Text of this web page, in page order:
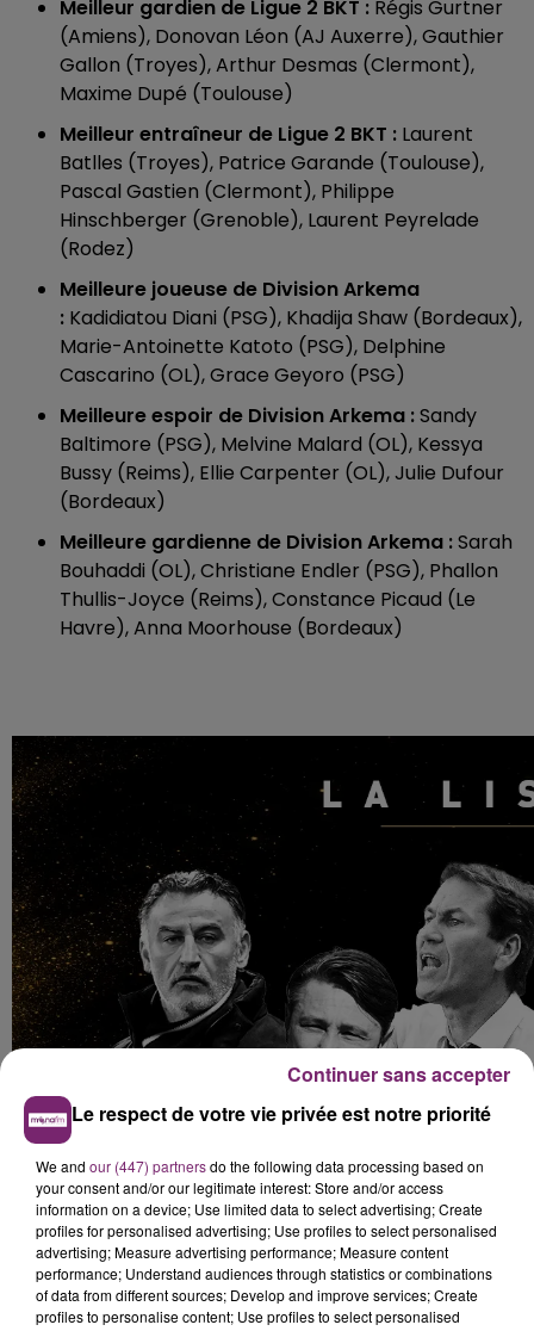
Meilleur gardien de Ligue 2 BKT : Régis Gurtner
(Amiens), Donovan Léon (AJ Auxerre), Gauthier
Gallon (Troyes), Arthur Desmas (Clermont),
Maxime Dupé (Toulouse)
Meilleur entraîneur de Ligue 2 BKT : Laurent
Batlles (Troyes), Patrice Garande (Toulouse),
Pascal Gastien (Clermont), Philippe
Hinschberger (Grenoble), Laurent Peyrelade
(Rodez)
Meilleure joueuse de Division Arkema
: Kadidiatou Diani (PSG), Khadija Shaw (Bordeaux),
Marie-Antoinette Katoto (PSG), Delphine
Cascarino (OL), Grace Geyoro (PSG)
Meilleure espoir de Division Arkema :Sandy
Baltimore (PSG), Melvine Malard (OL), Kessya
Bussy (Reims), Ellie Carpenter (OL), Julie Dufour
(Bordeaux)
Meilleure gardienne de Division Arkema :Sarah
Bouhaddi (OL), Christiane Endler (PSG), Phallon
Thullis-Joyce (Reims), Constance Picaud (Le
Havre), Anna Moorhouse (Bordeaux)
Le respect de votre vie privée est notre priorité
We and our (447) partnersdo the following data processing based on
your consent and/or our legitimate interest: Store and/or access
information on a device; Use limited data to select advertising; Create
profiles for personalised advertising; Use profiles to select personalised
advertising; Measure advertising performance; Measure content
performance; Understand audiences through statistics or combinations
of data from different sources; Develop and improve services; Create
profiles to personalise content; Use profiles to select personalised
Continuer sans accepter